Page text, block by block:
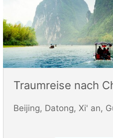
Traumreise nach
Beijing, Datong, Xi' an,